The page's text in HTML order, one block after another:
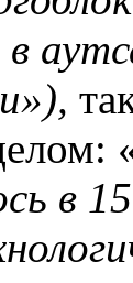
в